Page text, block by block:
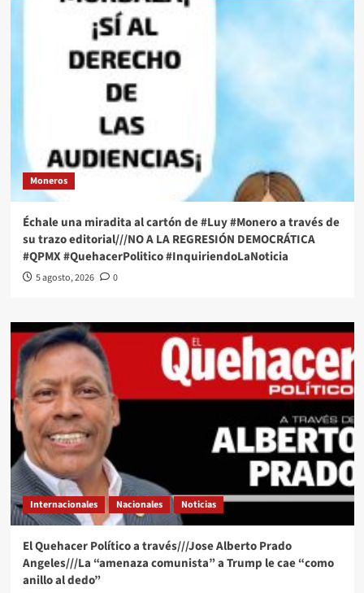
Moneros
Échale una miradita al cartón de #Luy #Monero a través de
su trazo editorial///NO A LA REGRESIÓN DEMOCRÁTICA
#QPMX #QuehacerPolitico #InquiriendoLaNoticia
5 agosto, 2026 0
Internacionales Nacionales Noticias
El Quehacer Político a través///Jose Alberto Prado
Angeles///La “amenaza comunista” a Trump le cae “como
anillo al dedo”